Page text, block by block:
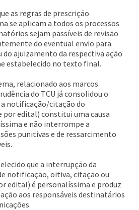
as regras de prescrição
se aplicam a todos os processos
sejam passíveis de revisão
do eventual envio para
do ajuizamento da respectiva ação
estabelecido no texto final.
relacionado aos marcos
do TCU já consolidou o
notificação/citação do
por edital) constitui uma causa
e não interrompe a
punitivas e de ressarcimento
que a interrupção da
notificação, oitiva, citação ou
edital) é personalíssima e produz
aos responsáveis destinatários